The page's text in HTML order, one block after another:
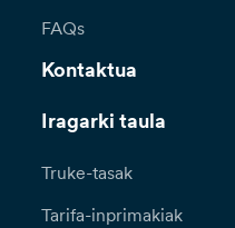
FAQs
Kontaktua
Iragarki taula
Truke-tasak
Tarifa-inprimakiak